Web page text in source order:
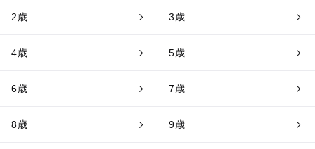
2歳 3歳
4歳 5歳
6歳 7歳
8歳 9歳